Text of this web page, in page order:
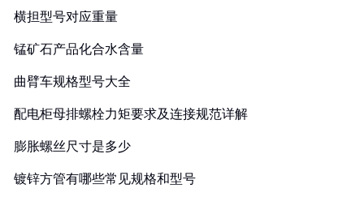
横担型号对应重量
锰矿石产品化合水含量
曲臂车规格型号大全
配电柜母排螺栓力矩要求及连接规范详解
膨胀螺丝尺寸是多少
镀锌方管有哪些常见规格和型号